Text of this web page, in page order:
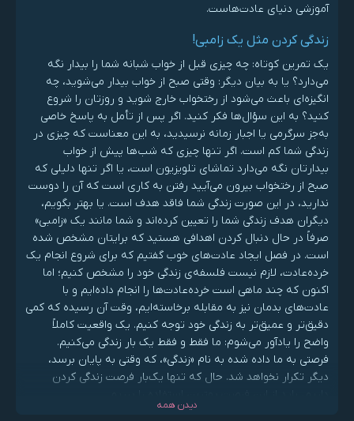
آموزشی دنیای عادت‌هاست.
زندگی کردن مثل یک زامبی!
یک تمرین کوتاه: چه چیزی قبل از خواب شبانه شما را بیدار نگه
می‌دارد؟ یا به بیان دیگر: وقتی صبح از خواب بیدار می‌شوید، چه
انگیزه‌ای باعث می‌شود از رختخواب خارج شوید و روزتان را شروع
کنید؟ به این سؤال‌ها فکر کنید. اگر پس از تأمل به پاسخ خاصی
به‌جز سرگرمی یا اجبار زمانه نرسیدید، به این معناست که چیزی در
زندگی شما کم است. اگر تنها چیزی که شب‌ها پیش از خواب
بیدارتان نگه می‌دارد تماشای تلویزیون است، یا اگر تنها دلیلی که
صبح از رختخواب بیرون می‌آیید رفتن به کاری است که آن را دوست
ندارید، در این صورت زندگی شما فاقد هدف است. یا بهتر بگویم،
دیگران هدف زندگی شما را تعیین کرده‌اند و شما مانند یک «زامبی»
صرفاً در حال دنبال کردن اهدافی هستید که برایتان مشخص شده
است. در فصل ایجاد عادت‌های خوب گفتیم که برای شروع انجام یک
خرده‌عادت، لازم نیست فلسفه‌ی زندگی خود را مشخص کنیم؛ اما
اکنون که چند ماهی است خرده‌عادت‌ها را انجام داده‌ایم و با
عادت‌های بدمان نیز به مقابله برخاسته‌ایم، وقت آن رسیده که کمی
دقیق‌تر و عمیق‌تر به زندگی خود توجه کنیم. یک واقعیت کاملاً
واضح را یادآور می‌شوم: ما فقط و فقط یک بار زندگی می‌کنیم.
فرصتی به ما داده شده به نام «زندگی»، که وقتی به پایان برسد،
دیگر تکرار نخواهد شد. حال که تنها یک‌بار فرصت زندگی کردن
دیدن همه